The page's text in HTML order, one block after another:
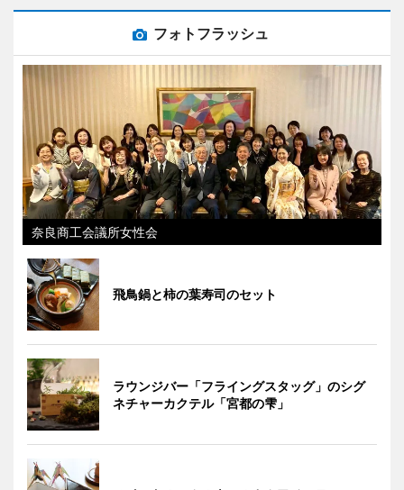
フォトフラッシュ
奈良商工会議所女性会
飛鳥鍋と柿の葉寿司のセット
ラウンジバー「フライングスタッグ」のシグ
ネチャーカクテル「宮都の雫」